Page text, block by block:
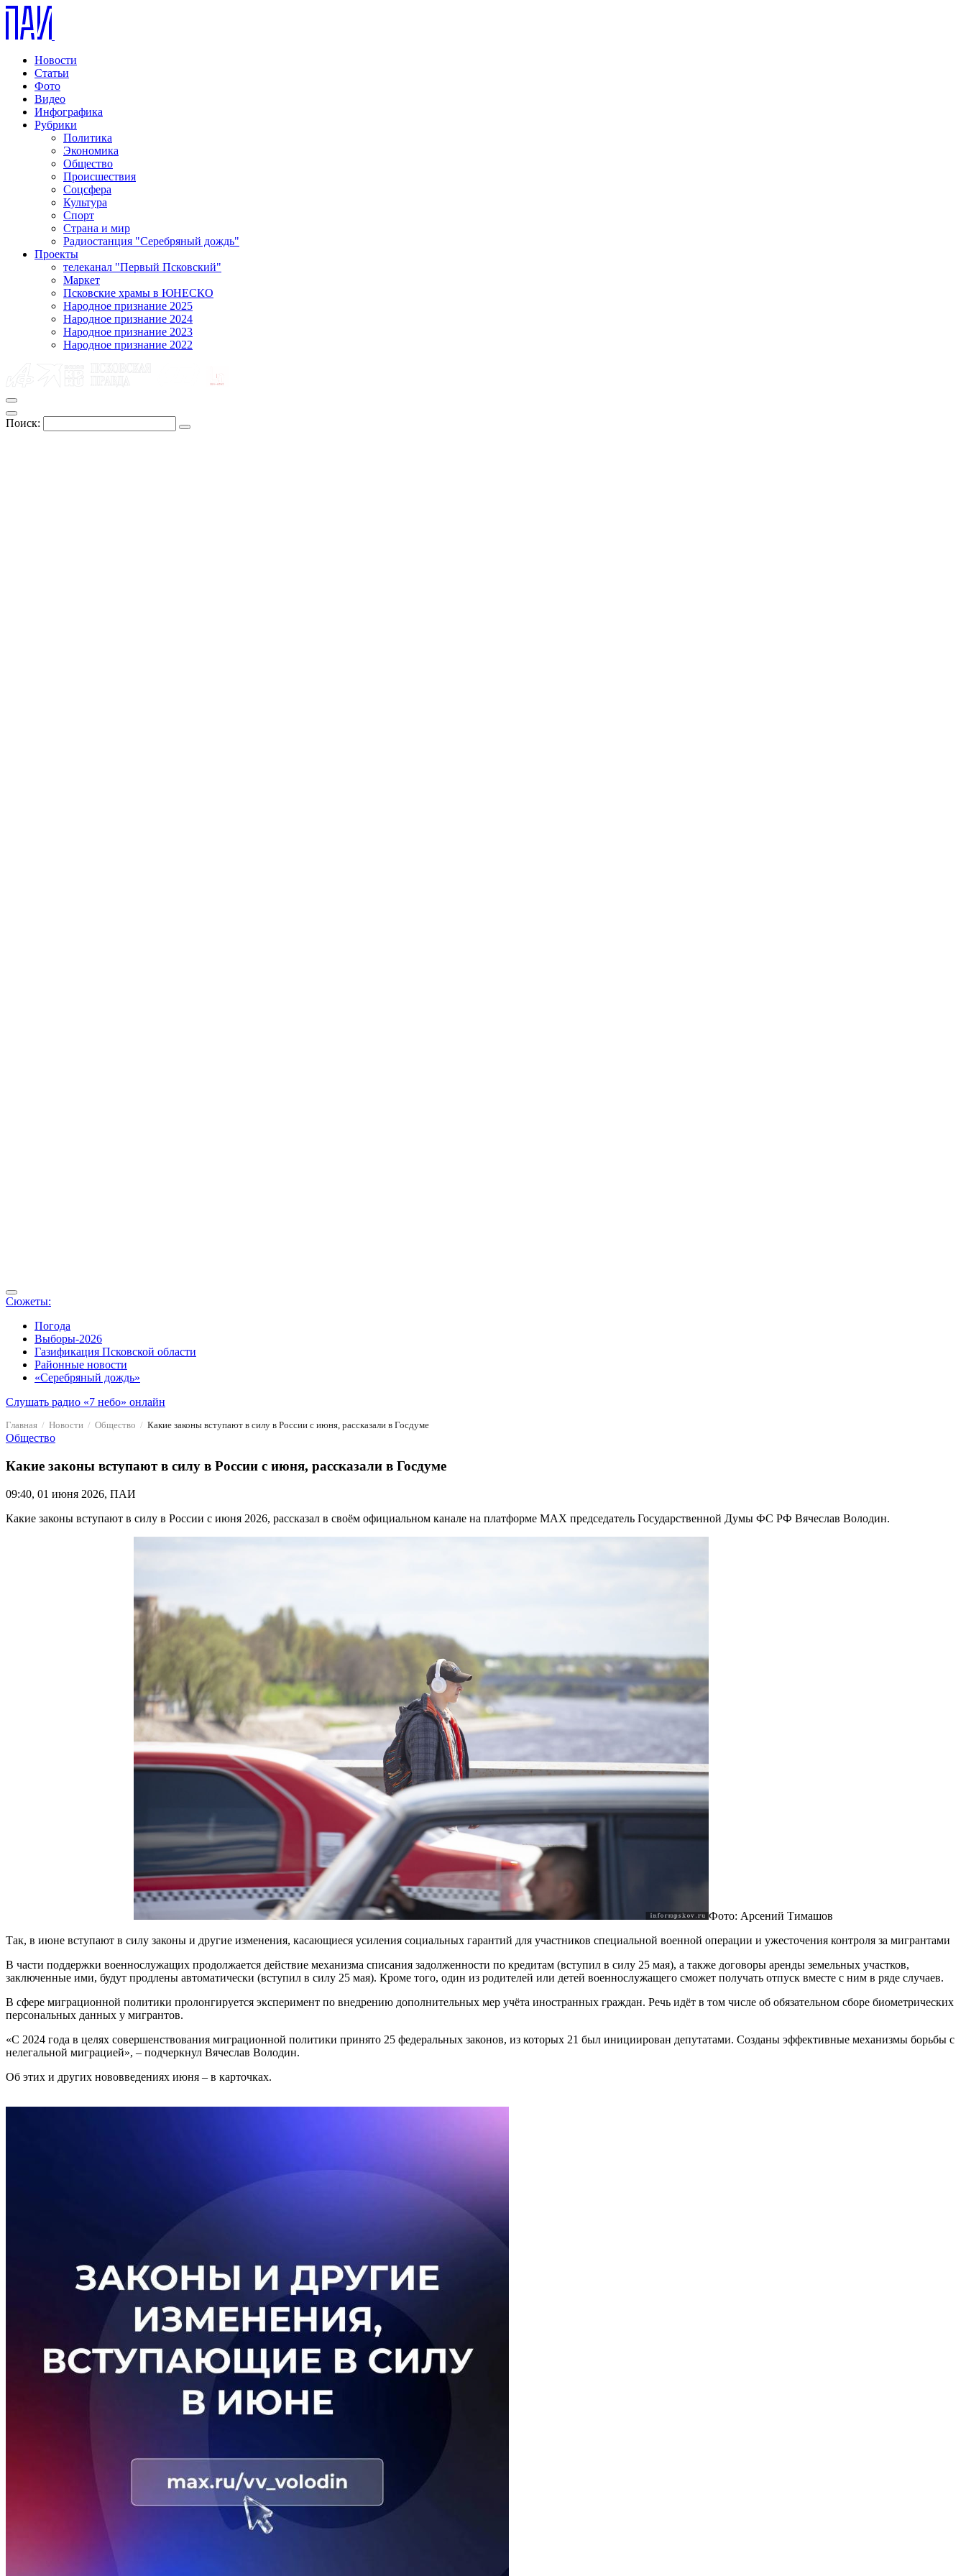
Новости
Статьи
Фото
Видео
Инфографика
Рубрики
Политика
Экономика
Общество
Происшествия
Соцсфера
Культура
Спорт
Страна и мир
Радиостанция "Серебряный дождь"
Проекты
телеканал "Первый Псковский"
Маркет
Псковские храмы в ЮНЕСКО
Народное признание 2025
Народное признание 2024
Народное признание 2023
Народное признание 2022
Поиск:
Сюжеты:
Погода
Выборы-2026
Газификация Псковской области
Районные новости
«Серебряный дождь»
Слушать радио «7 небо» онлайн
Главная Новости Общество Какие законы вступают в силу в России с июня, рассказали в Госдуме
Общество
Какие законы вступают в силу в России с июня, рассказали в Госдуме
09:40, 01 июня 2026, ПАИ
Какие законы вступают в силу в России с июня 2026, рассказал в своём официальном канале на платформе MAX председатель Государственной Думы ФС РФ Вячеслав Володин.
Фото: Арсений Тимашов
Так, в июне вступают в силу законы и другие изменения, касающиеся усиления социальных гарантий для участников специальной военной операции и ужесточения контроля за мигрантами
В части поддержки военнослужащих продолжается действие механизма списания задолженности по кредитам (вступил в силу 25 мая), а также договоры аренды земельных участков,
заключенные ими, будут продлены автоматически (вступил в силу 25 мая). Кроме того, один из родителей или детей военнослужащего сможет получать отпуск вместе с ним в ряде случаев.
В сфере миграционной политики пролонгируется эксперимент по внедрению дополнительных мер учёта иностранных граждан. Речь идёт в том числе об обязательном сборе биометрических
персональных данных у мигрантов.
«С 2024 года в целях совершенствования миграционной политики принято 25 федеральных законов, из которых 21 был инициирован депутатами. Созданы эффективные механизмы борьбы с
нелегальной миграцией», – подчеркнул Вячеслав Володин.
Об этих и других нововведениях июня – в карточках.